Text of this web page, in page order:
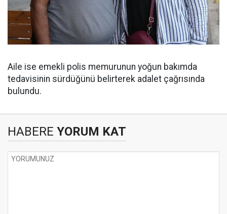
Aile ise emekli polis memurunun yoğun bakımda
tedavisinin sürdüğünü belirterek adalet çağrısında
bulundu.
HABERE YORUM KAT